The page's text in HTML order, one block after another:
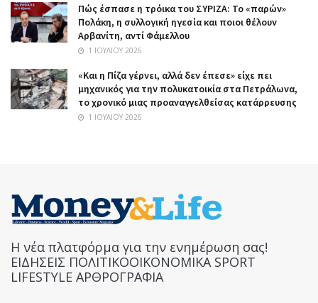
Πώς έσπασε η τρόικα του ΣΥΡΙΖΑ: Το «παρών»
Πολάκη, η συλλογική ηγεσία και ποιοι θέλουν
Αρβανίτη, αντί Φάμελλου
1 ΙΟΥΛΊΟΥ 2026
«Και η Πίζα γέρνει, αλλά δεν έπεσε» είχε πει
μηχανικός για την πολυκατοικία στα Πετράλωνα,
το χρονικό μιας προαναγγελθείσας κατάρρευσης
1 ΙΟΥΛΊΟΥ 2026
Η νέα πλατφόρμα για την ενημέρωση σας!
ΕΙΔΗΣΕΙΣ ΠΟΛΙΤΙΚΟΟΙΚΟΝΟΜΙΚΑ SPORT
LIFESTYLE ΑΡΘΡΟΓΡΑΦΙΑ